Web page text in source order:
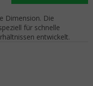
Dimension. Die
für schnelle
entwickelt.